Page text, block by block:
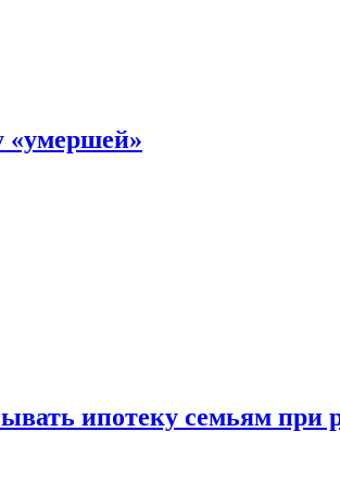
«умершей»
ипотеку семьям при